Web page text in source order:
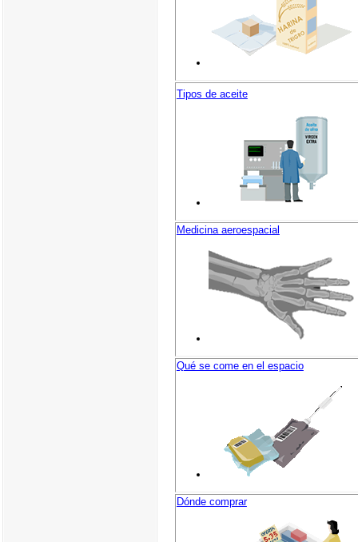
Tipos de aceite
Medicina aeroespacial
Qué se come en el espacio
Dónde comprar